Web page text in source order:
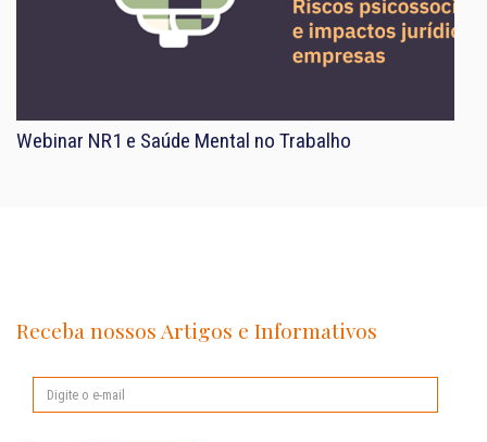
Webinar NR1 e Saúde Mental no Trabalho
Receba nossos Artigos e Informativos